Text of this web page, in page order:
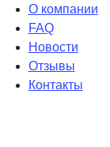
О компании
FAQ
Новости
Отзывы
Контакты